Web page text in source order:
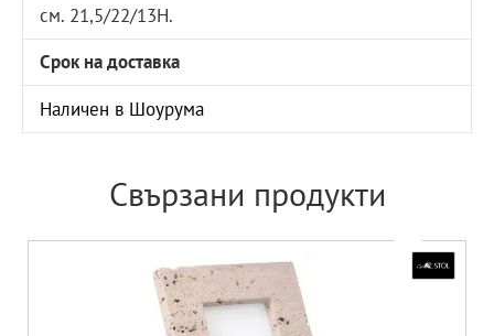
см. 21,5/22/13H.
Срок на доставка
Наличен в Шоурума
Свързани продукти